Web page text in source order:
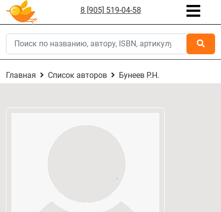
8 [905] 519-04-58
Главная Список авторов Бунеев Р.Н.